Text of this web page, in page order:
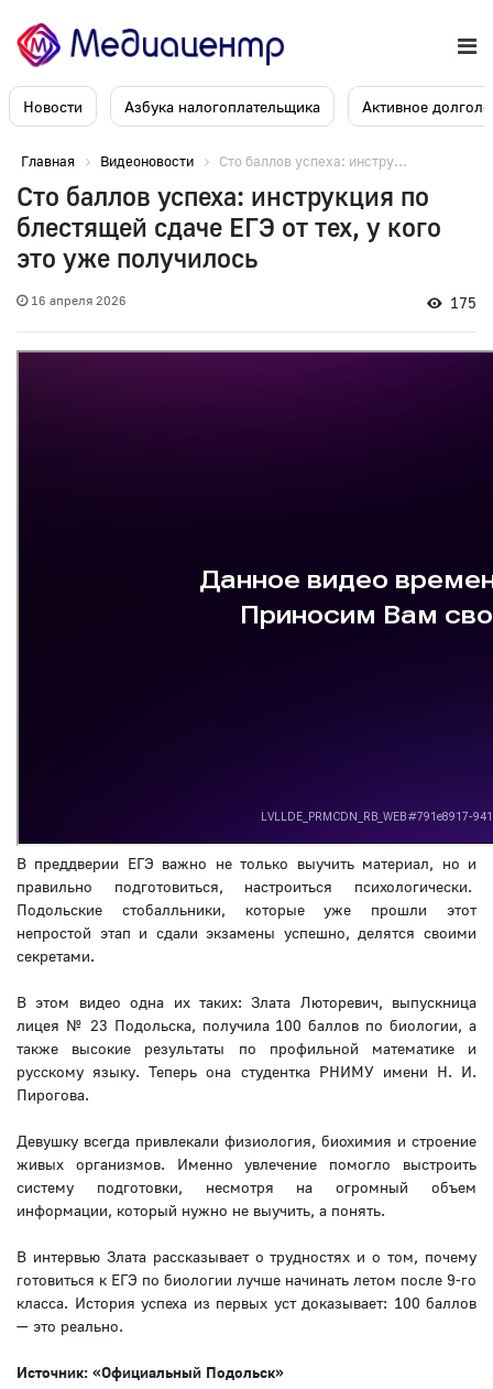
Новости Азбука налогоплательщика Активное
Главная Видеоновости Сто баллов успеха: инстру...
Сто баллов успеха: инструкция по
блестящей сдаче ЕГЭ от тех, у кого
это уже получилось
16 апреля 2026 175
В преддверии ЕГЭ важно не только выучить материал, но и
правильно подготовиться, настроиться психологически.
Подольские стобалльники, которые уже прошли этот
непростой этап и сдали экзамены успешно, делятся своими
секретами.
В этом видео одна их таких: Злата Люторевич, выпускница
лицея № 23 Подольска, получила 100 баллов по биологии, а
также высокие результаты по профильной математике и
русскому языку. Теперь она студентка РНИМУ имени Н. И.
Пирогова.
Девушку всегда привлекали физиология, биохимия и строение
живых организмов. Именно увлечение помогло выстроить
систему подготовки, несмотря на огромный объем
информации, который нужно не выучить, а понять.
В интервью Злата рассказывает о трудностях и о том, почему
готовиться к ЕГЭ по биологии лучше начинать летом после 9-го
класса. История успеха из первых уст доказывает: 100 баллов
— это реально.
Источник: «Официальный Подольск»